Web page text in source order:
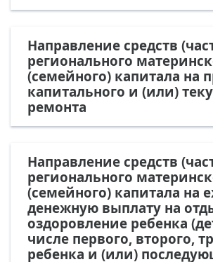
Направление средств
регионального
(семейного) капитала на
капитального и (или)
ремонта
Направление средств
регионального
(семейного) капитала на
денежную выплату на
оздоровление ребенка
числе первого, второго,
ребенка и (или)